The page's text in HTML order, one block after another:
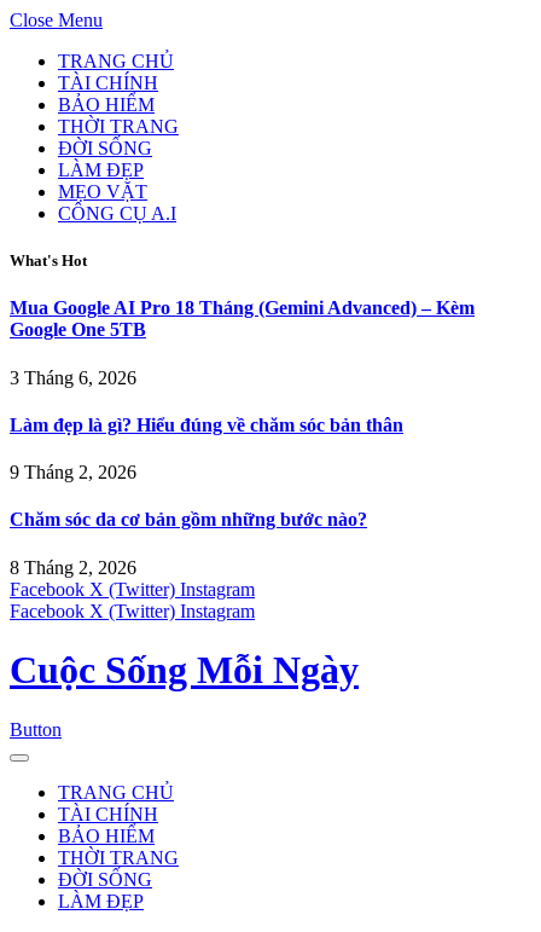
Close Menu
TRANG CHỦ
TÀI CHÍNH
BẢO HIỂM
THỜI TRANG
ĐỜI SỐNG
LÀM ĐẸP
MẸO VẶT
CÔNG CỤ A.I
What's Hot
Mua Google AI Pro 18 Tháng (Gemini Advanced) – Kèm
Google One 5TB
3 Tháng 6, 2026
Làm đẹp là gì? Hiểu đúng về chăm sóc bản thân
9 Tháng 2, 2026
Chăm sóc da cơ bản gồm những bước nào?
8 Tháng 2, 2026
Facebook X (Twitter) Instagram
Facebook X (Twitter) Instagram
Cuộc Sống Mỗi Ngày
Button
TRANG CHỦ
TÀI CHÍNH
BẢO HIỂM
THỜI TRANG
ĐỜI SỐNG
LÀM ĐẸP